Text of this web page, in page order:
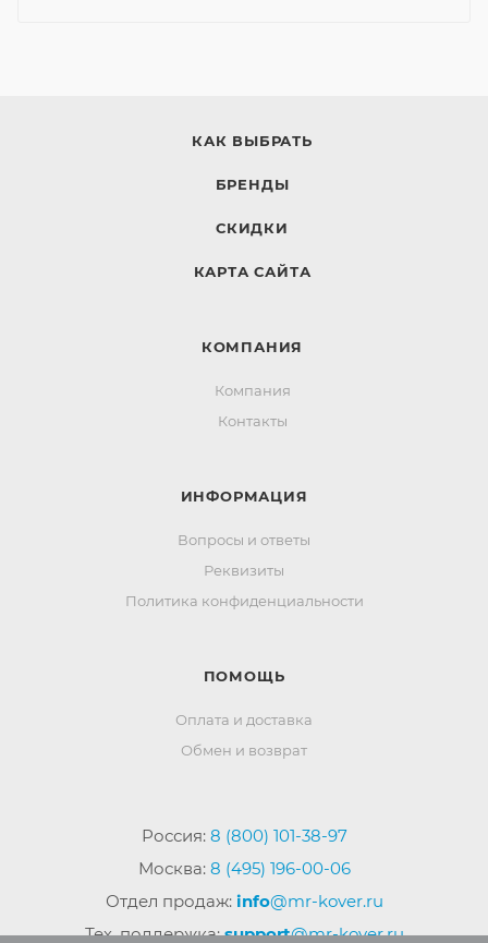
КАК ВЫБРАТЬ
БРЕНДЫ
СКИДКИ
КАРТА САЙТА
КОМПАНИЯ
Компания
Контакты
ИНФОРМАЦИЯ
Вопросы и ответы
Реквизиты
Политика конфиденциальности
ПОМОЩЬ
Оплата и доставка
Обмен и возврат
Россия: 8 (800) 101-38-97
Москва: 8 (495) 196-00-06
Отдел продаж: info@mr-kover.ru
Тех. поддержка:support@mr-kover.ru